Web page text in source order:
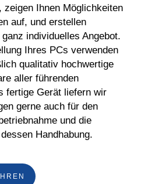
zeigen Ihnen Möglichkeiten
auf, und erstellen
individuelles Angebot.
Ihres PCs verwenden
qualitativ hochwertige
aller führenden
fertige Gerät liefern wir
gerne auch für den
und die
Handhabung.